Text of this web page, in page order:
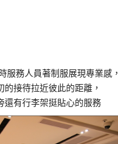
服務人員著制服展現專業感，
的接待拉近彼此的距離，
還有行李架挺貼心的服務